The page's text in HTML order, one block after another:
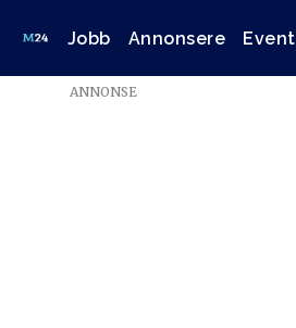
Jobb Annonsere Event
ANNONSE